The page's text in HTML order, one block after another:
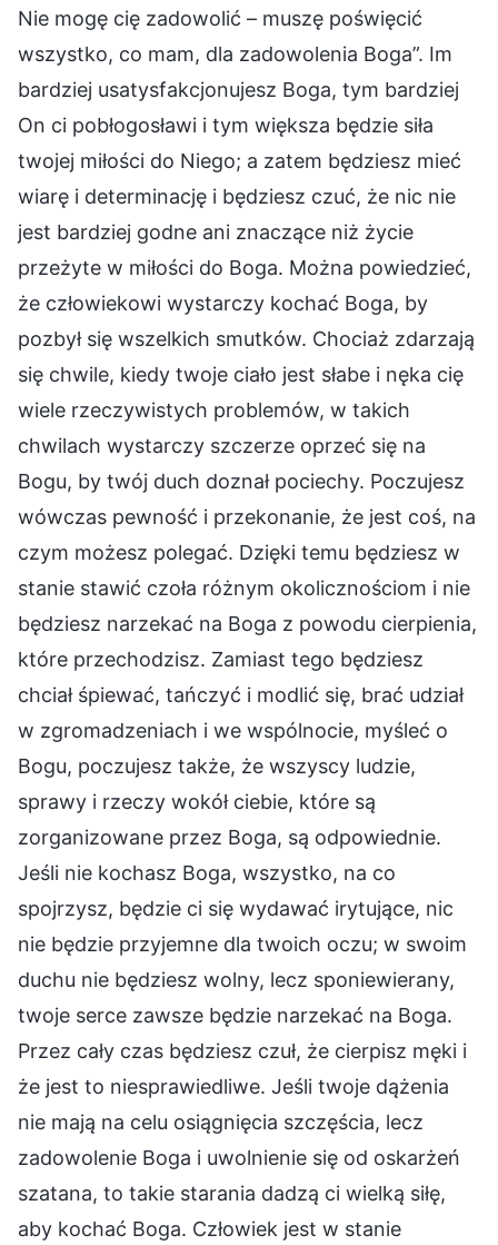
Nie mogę cię zadowolić – muszę poświęcić
wszystko, co mam, dla zadowolenia Boga”. Im
bardziej usatysfakcjonujesz Boga, tym bardziej
On ci pobłogosławi i tym większa będzie siła
twojej miłości do Niego; a zatem będziesz mieć
wiarę i determinację i będziesz czuć, że nic nie
jest bardziej godne ani znaczące niż życie
przeżyte w miłości do Boga. Można powiedzieć,
że człowiekowi wystarczy kochać Boga, by
pozbył się wszelkich smutków. Chociaż zdarzają
się chwile, kiedy twoje ciało jest słabe i nęka cię
wiele rzeczywistych problemów, w takich
chwilach wystarczy szczerze oprzeć się na
Bogu, by twój duch doznał pociechy. Poczujesz
wówczas pewność i przekonanie, że jest coś, na
czym możesz polegać. Dzięki temu będziesz w
stanie stawić czoła różnym okolicznościom i nie
będziesz narzekać na Boga z powodu cierpienia,
które przechodzisz. Zamiast tego będziesz
chciał śpiewać, tańczyć i modlić się, brać udział
w zgromadzeniach i we wspólnocie, myśleć o
Bogu, poczujesz także, że wszyscy ludzie,
sprawy i rzeczy wokół ciebie, które są
zorganizowane przez Boga, są odpowiednie.
Jeśli nie kochasz Boga, wszystko, na co
spojrzysz, będzie ci się wydawać irytujące, nic
nie będzie przyjemne dla twoich oczu; w swoim
duchu nie będziesz wolny, lecz sponiewierany,
twoje serce zawsze będzie narzekać na Boga.
Przez cały czas będziesz czuł, że cierpisz męki i
że jest to niesprawiedliwe. Jeśli twoje dążenia
nie mają na celu osiągnięcia szczęścia, lecz
zadowolenie Boga i uwolnienie się od oskarżeń
szatana, to takie starania dadzą ci wielką siłę,
aby kochać Boga. Człowiek jest w stanie